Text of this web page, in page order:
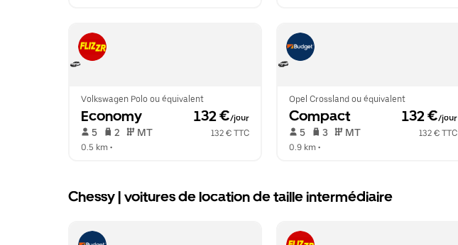
Volkswagen Polo ou équivalent
Economy 132 €/jour
5 2 MT
132 € TTC
0.5 km •
Opel Crossland ou équivalent
Compact 132 €/jour
5 3 MT
132 € TTC
0.9 km •
Chessy | voitures de location de taille intermédiaire